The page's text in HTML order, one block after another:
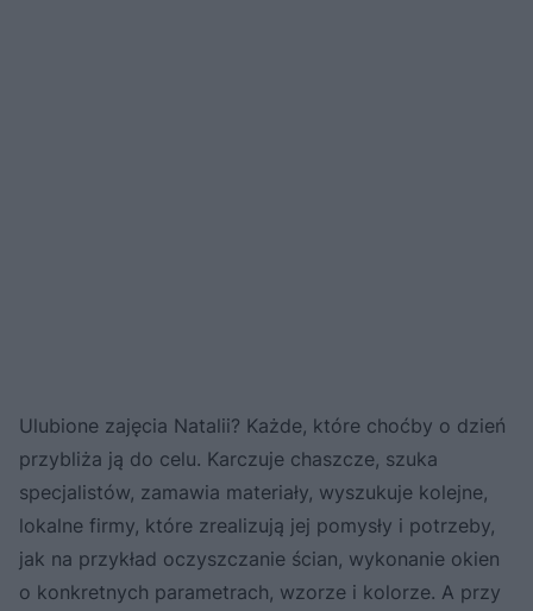
Ulubione zajęcia Natalii? Każde, które choćby o dzień
przybliża ją do celu. Karczuje chaszcze, szuka
specjalistów, zamawia materiały, wyszukuje kolejne,
lokalne firmy, które zrealizują jej pomysły i potrzeby,
jak na przykład oczyszczanie ścian, wykonanie okien
o konkretnych parametrach, wzorze i kolorze. A przy